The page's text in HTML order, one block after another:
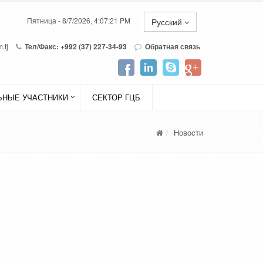
Пятница - 8/7/2026, 4:07:21 PM Русский
Тел/Факс: +992 (37) 227-34-93 Обратная связь
УЧАСТНИКИ СЕКТОР ГЦБ
Новости